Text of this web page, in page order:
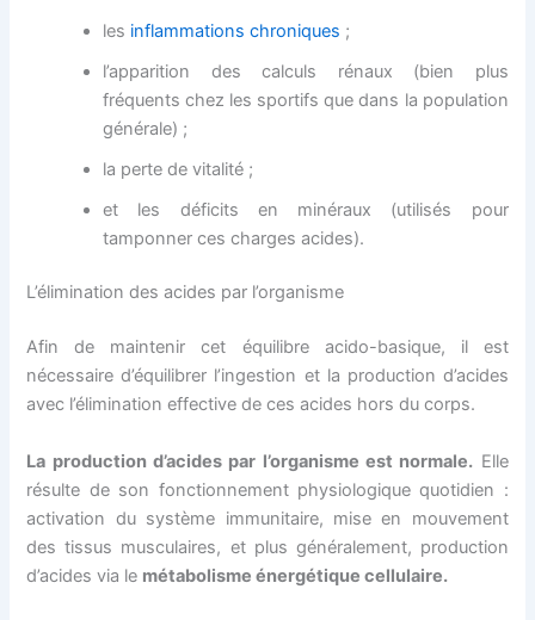
les inflammations chroniques ;
l’apparition des calculs rénaux (bien plus
fréquents chez les sportifs que dans la population
générale) ;
la perte de vitalité ;
et les déficits en minéraux (utilisés pour
tamponner ces charges acides).
L’élimination des acides par l’organisme
Afin de maintenir cet équilibre acido-basique, il est
nécessaire d’équilibrer l’ingestion et la production d’acides
avec l’élimination effective de ces acides hors du corps.
La production d’acides par l’organisme est normale. Elle
résulte de son fonctionnement physiologique quotidien :
activation du système immunitaire, mise en mouvement
des tissus musculaires, et plus généralement, production
d’acides via le métabolisme énergétique cellulaire.